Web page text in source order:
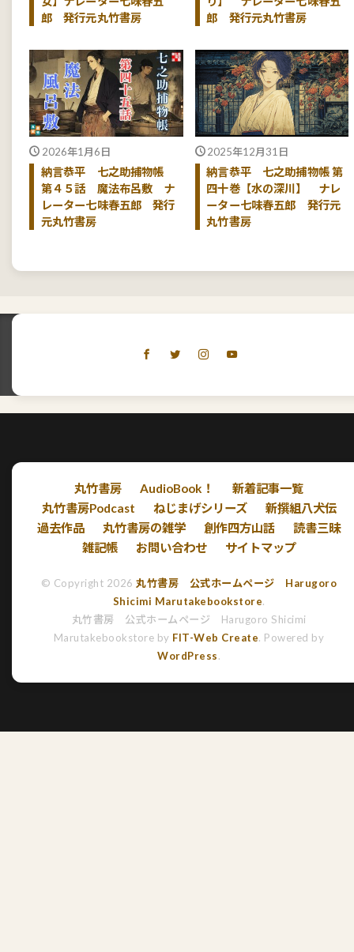
郎 発行元丸竹書房
郎 発行元丸竹書房
2026年1月6日
納言恭平 七之助捕物帳
第４５話 魔法布呂敷 ナ
レーター七味春五郎 発行
元丸竹書房
2025年12月31日
納言恭平 七之助捕物帳 第
四十巻【水の深川】 ナレ
ーター七味春五郎 発行元
丸竹書房
丸竹書房 AudioBook！
新着記事一覧
丸竹書房Podcast
ねじまげシリーズ
新撰組八犬伝
過去作品
丸竹書房の雑学 創作四方山話
読書三昧
雑記帳
お問い合わせ サイトマップ
© Copyright 2026丸竹書房 公式ホームページ Harugoro
Shicimi Marutakebookstore.
丸竹書房 公式ホームページ Harugoro Shicimi
Marutakebookstore by FIT-Web Create. Powered by
WordPress.